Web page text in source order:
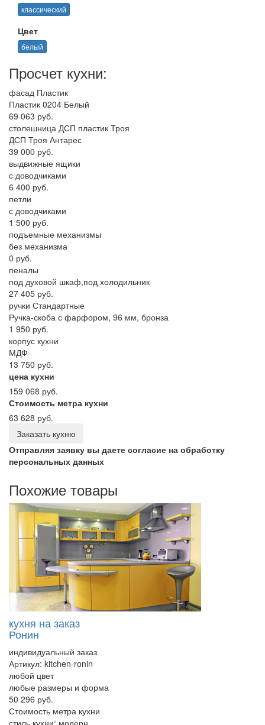
классический
Цвет
белый
Просчет кухни:
фасад Пластик
Пластик 0204 Белый
69 063 руб.
столешница ДСП пластик Троя
ДСП Троя Антарес
39 000 руб.
выдвижные ящики
с доводчиками
6 400 руб.
петли
с доводчиками
1 500 руб.
подъемные механизмы
без механизма
0 руб.
пеналы
под духовой шкаф,под холодильник
27 405 руб.
ручки Стандартные
Ручка-скоба с фарфором, 96 мм, бронза
1 950 руб.
корпус кухни
МДФ
13 750 руб.
цена кухни
159 068 руб.
Стоимость метра кухни
63 628 руб.
Заказать кухню
Отправляя заявку вы даете согласие на обработку
персональных данных
Похожие товары
кухня на заказ
Ронин
индивидуальный заказ
Артикул: kitchen-ronin
любой цвет
любые размеры и форма
50 296 руб.
Стоимость метра кухни
стиль кухни: модерн